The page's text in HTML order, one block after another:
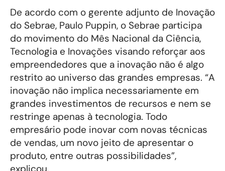
De acordo com o gerente adjunto de Inovação
do Sebrae, Paulo Puppin, o Sebrae participa
do movimento do Mês Nacional da Ciência,
Tecnologia e Inovações visando reforçar aos
empreendedores que a inovação não é algo
restrito ao universo das grandes empresas. “A
inovação não implica necessariamente em
grandes investimentos de recursos e nem se
restringe apenas à tecnologia. Todo
empresário pode inovar com novas técnicas
de vendas, um novo jeito de apresentar o
produto, entre outras possibilidades”,